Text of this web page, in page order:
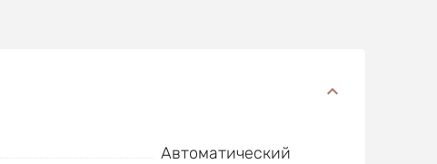
Автоматический